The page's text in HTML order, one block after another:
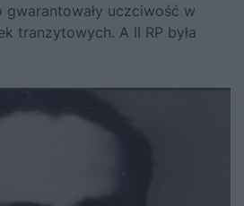
uczciwość w
tranzytowych. A II RP była